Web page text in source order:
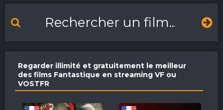
Regarder illimité et gratuitement le meilleur
des films Fantastique en streaming VF ou
VOSTFR